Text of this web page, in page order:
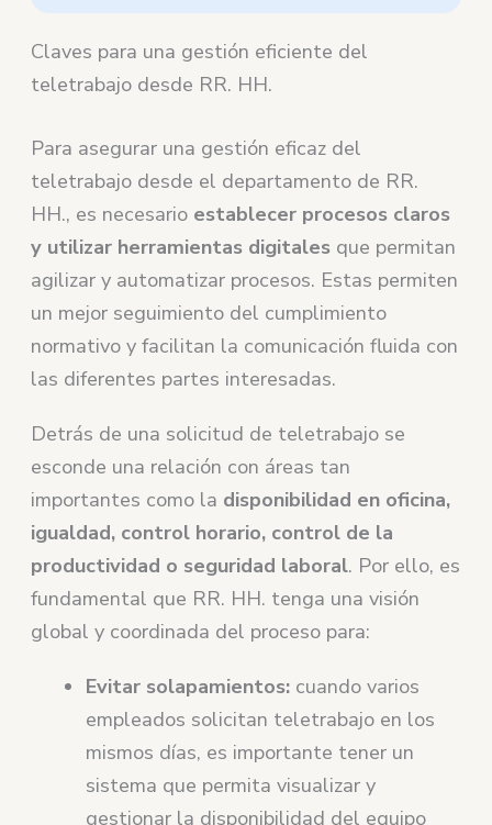
Claves para una gestión eficiente del
teletrabajo desde RR. HH.
Para asegurar una gestión eficaz del
teletrabajo desde el departamento de RR.
HH., es necesario establecer procesos claros
y utilizar herramientas digitales que permitan
agilizar y automatizar procesos. Estas permiten
un mejor seguimiento del cumplimiento
normativo y facilitan la comunicación fluida con
las diferentes partes interesadas.
Detrás de una solicitud de teletrabajo se
esconde una relación con áreas tan
importantes como la disponibilidad en oficina,
igualdad, control horario, control de la
productividad o seguridad laboral. Por ello, es
fundamental que RR. HH. tenga una visión
global y coordinada del proceso para:
Evitar solapamientos: cuando varios
empleados solicitan teletrabajo en los
mismos días, es importante tener un
sistema que permita visualizar y
gestionar la disponibilidad del equipo